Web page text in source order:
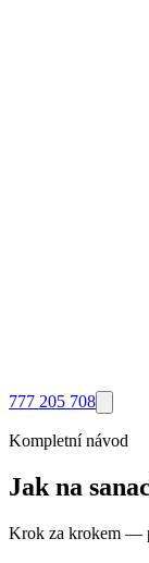
777 205 708
Kompletní návod
Jak na
Krok za krokem —